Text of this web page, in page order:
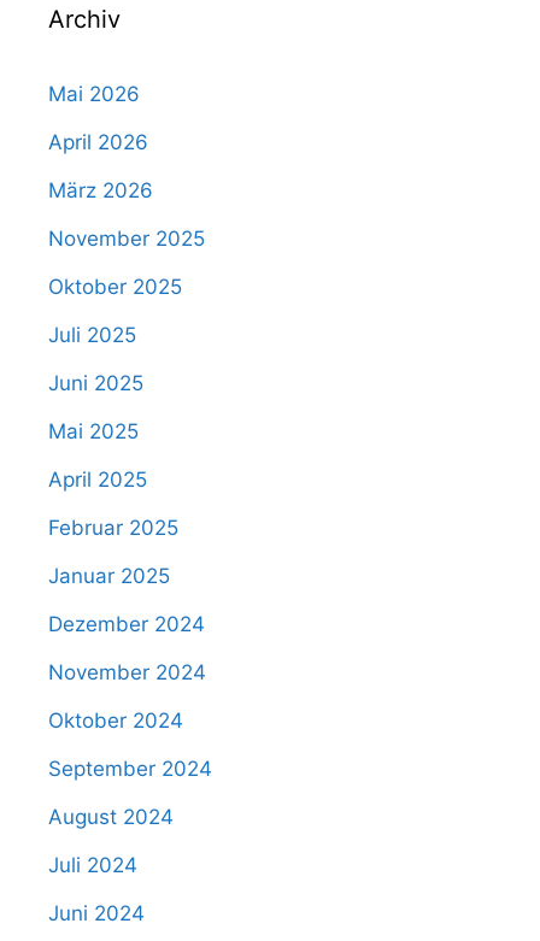
Archiv
Mai 2026
April 2026
März 2026
November 2025
Oktober 2025
Juli 2025
Juni 2025
Mai 2025
April 2025
Februar 2025
Januar 2025
Dezember 2024
November 2024
Oktober 2024
September 2024
August 2024
Juli 2024
Juni 2024